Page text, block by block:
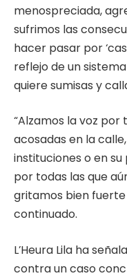
menospreciada,
sufrimos las
hacer pasar por
reflejo de un
quiere sumisas y
“Alzamos la voz por
acosadas en la
instituciones o en
por todas las que
gritamos bien fuerte
continuado.
L’Heura Lila ha
contra un caso